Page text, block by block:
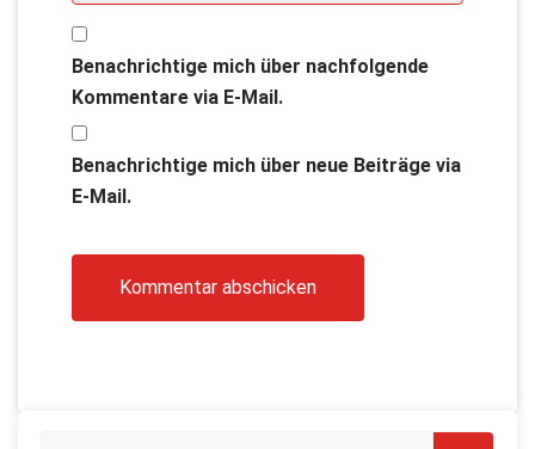
Benachrichtige mich über nachfolgende
Kommentare via E-Mail.
Benachrichtige mich über neue Beiträge via
E-Mail.